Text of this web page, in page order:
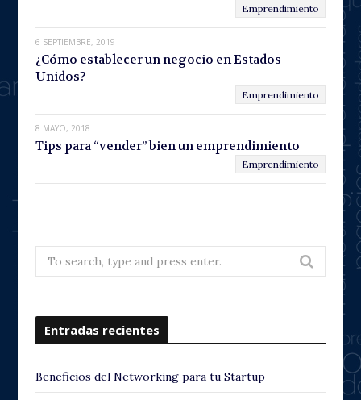
Emprendimiento
6 SEPTIEMBRE, 2019
¿Cómo establecer un negocio en Estados
Unidos?
Emprendimiento
8 MAYO, 2018
Tips para “vender” bien un emprendimiento
Emprendimiento
Search
for:
Entradas recientes
Beneficios del Networking para tu Startup